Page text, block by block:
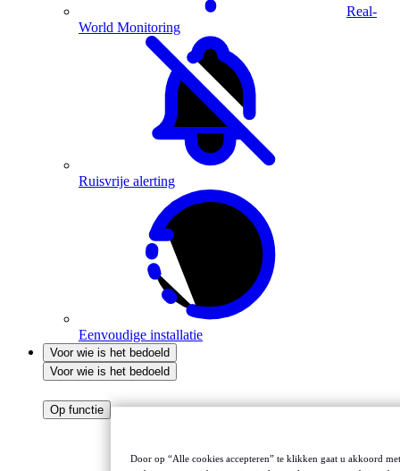
Real-
World Monitoring
Ruisvrije alerting
Eenvoudige installatie
Voor wie is het bedoeld
Voor wie is het bedoeld
Op functie
Door op “Alle cookies accepteren” te klikken gaat u akkoord